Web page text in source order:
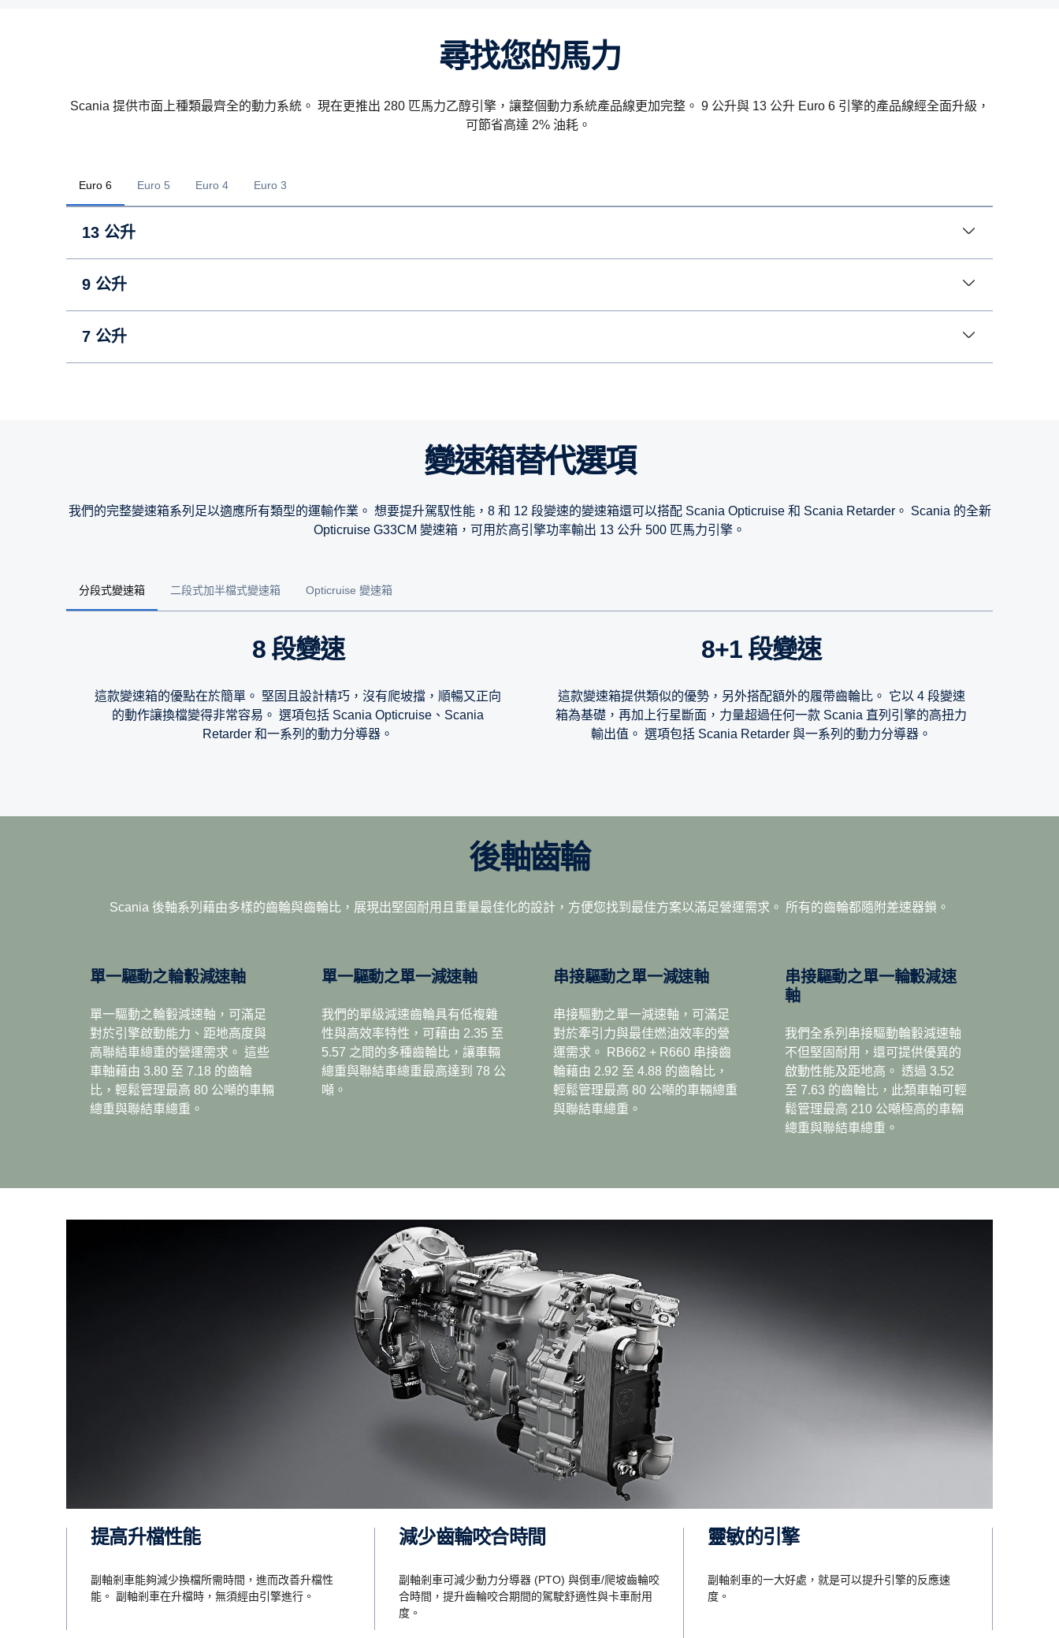
尋找您的馬力
Scania 提供市面上種類最齊全的動力系統。 現在更推出 280 匹馬力乙醇引擎，讓整個動力系統產品線更加完整。 9 公升與 13 公升 Euro 6 引擎的產品線經全面升級，
可節省高達 2% 油耗。
Euro 6 Euro 5 Euro 4 Euro 3
13 公升
9 公升
7 公升
變速箱替代選項
我們的完整變速箱系列足以適應所有類型的運輸作業。 想要提升駕馭性能，8 和 12 段變速的變速箱還可以搭配 Scania Opticruise 和 Scania Retarder。 Scania 的全新
Opticruise G33CM 變速箱，可用於高引擎功率輸出 13 公升 500 匹馬力引擎。
分段式變速箱 二段式加半檔式變速箱 Opticruise 變速箱
8 段變速
這款變速箱的優點在於簡單。 堅固且設計精巧，沒有爬坡擋，順暢又正向
的動作讓換檔變得非常容易。 選項包括 Scania Opticruise、Scania
Retarder 和一系列的動力分導器。
8+1 段變速
這款變速箱提供類似的優勢，另外搭配額外的履帶齒輪比。 它以 4 段變速
箱為基礎，再加上行星斷面，力量超過任何一款 Scania 直列引擎的高扭力
輸出值。 選項包括 Scania Retarder 與一系列的動力分導器。
這款變速箱可以應付最嚴峻的地勢，因此完全適合用於條件嚴苛的長途運輸作業。
這款變速箱有兩個額外的爬坡用齒輪比，可應用在需要額外低速牽引動力的情況。
式變速箱。
Scania 的全新 Opticruise G33CM 變速箱，可用於高功率輸出 13 公升 500 及 540 匹馬力引擎，採用更進步且
經過了六年的開發與測試，我們推出了搭載多項技術的變速箱，包括可以改變的機油容量、以噴機油功能改善齒
提高載重量。 此外，這具變速箱的機油更換間隔最高可達一百萬公里，讓車輛運轉時間變得更長。所有的進步
倒車
倒車採用的是行星齒輪，而不用倒
車檔。 這種解決方法可用八個檔位
進行倒車，讓倒車速度高達每小時
30 公里 (好比說傾卸卡車在需要長
距離倒車時，這項功能就很有用)。
減速器
G33CM 上的減速器也經過換新及
改良，目前可在傳動軸速度低於
600 rpm 時發揮 4700 Nm 的扭力。
全新 Scania Opticruise G33CM 變速箱，可用於 660 匹馬力以下的所有 V8 引擎，以及高功率輸出 13 公升 500 及 540 匹馬力引擎。
後軸齒輪
Scania 後軸系列藉由多樣的齒輪與齒輪比，展現出堅固耐用且重量最佳化的設計，方便您找到最佳方案以滿足營運需求。 所有的齒輪都隨附差速器鎖。
單一驅動之輪轂減速軸
單一驅動之輪轂減速軸，可滿足
對於引擎啟動能力、距地高度與
高聯結車總重的營運需求。 這些
車軸藉由 3.80 至 7.18 的齒輪
比，輕鬆管理最高 80 公噸的車輛
總重與聯結車總重。
單一驅動之單一減速軸
我們的單級減速齒輪具有低複雜
性與高效率特性，可藉由 2.35 至
5.57 之間的多種齒輪比，讓車輛
總重與聯結車總重最高達到 78 公
噸。
串接驅動之單一減速軸
串接驅動之單一減速軸，可滿足
對於牽引力與最佳燃油效率的營
運需求。 RB662 + R660 串接齒
輪藉由 2.92 至 4.88 的齒輪比，
輕鬆管理最高 80 公噸的車輛總重
與聯結車總重。
串接驅動之單一輪轂減速
軸
我們全系列串接驅動輪轂減速軸
不但堅固耐用，還可提供優異的
啟動性能及距地高。 透過 3.52
至 7.63 的齒輪比，此類車軸可輕
鬆管理最高 210 公噸極高的車輛
總重與聯結車總重。
提高升檔性能
副軸剎車能夠減少換檔所需時間，進而改善升檔性
能。 副軸剎車在升檔時，無須經由引擎進行。
減少齒輪咬合時間
副軸剎車可減少動力分導器 (PTO) 與倒車/爬坡齒輪咬
合時間，提升齒輪咬合期間的駕駛舒適性與卡車耐用
度。
靈敏的引擎
副軸剎車的一大好處，就是可以提升引擎的反應速
度。